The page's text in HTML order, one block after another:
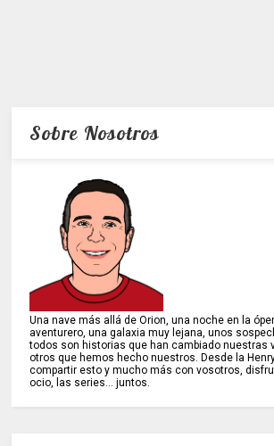
Sobre Nosotros
Una nave más allá de Orion, una noche en la
aventurero, una galaxia muy lejana, unos
todos son historias que han cambiado nuestras
otros que hemos hecho nuestros. Desde la
compartir esto y mucho más con vosotros,
ocio, las series... juntos.